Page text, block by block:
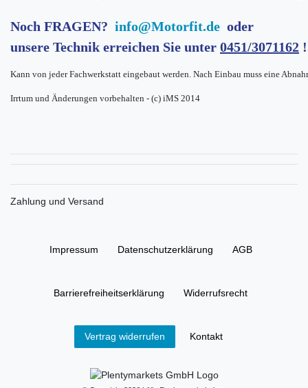
Noch FRAGEN? info@Motorfit.de oder
unsere Technik erreichen Sie unter 0451/3071162 !
Kann von jeder Fachwerkstatt eingebaut werden. Nach Einbau muss eine
Irrtum und Änderungen vorbehalten - (c) iMS 2014
Zahlung und Versand
Impressum Daten­schutz­erklärung AGB
Barrierefreiheitserklärung Widerrufs­recht
Vertrag widerrufen Kontakt